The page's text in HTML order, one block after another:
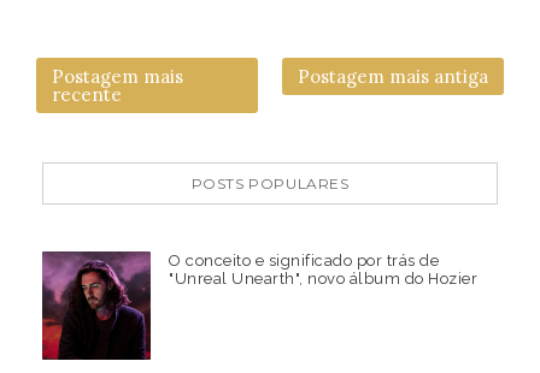
Postagem mais
recente
Postagem mais antiga
POSTS POPULARES
O conceito e significado por trás de
"Unreal Unearth", novo álbum do Hozier